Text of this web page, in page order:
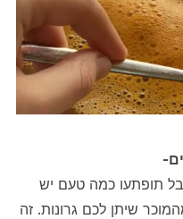
תופתעו כמה טעם יש
שיתן לכם גרונות. זה